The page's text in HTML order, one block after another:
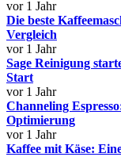
vor 1 Jahr
Die beste
Vergleich
vor 1 Jahr
Sage Reinigung
Start
vor 1 Jahr
Channeling
Optimierung
vor 1 Jahr
Kaffee mit Käse: